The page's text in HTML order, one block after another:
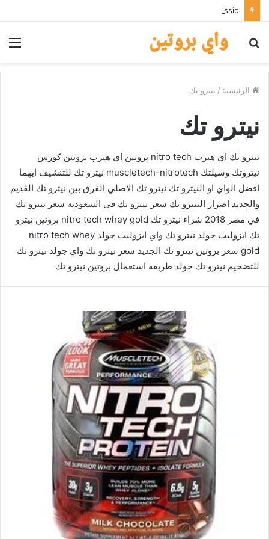
AllWhey classic من شركة AllMax nutrition
الرئيسية / نيترو تك
نيترو تك
نيترو تك اي هيرب nitro tech بروتين اي هيرب بروتين كورس
نيتروتك وسيلتك muscletech-nitrotech نيترو تك للتنشيف ايهما
افضل الواي او النيترو تك نيترو تك الاصلي الفرق بين نيترو تك القديم
والجديد اضرار النيترو تك سعر نيترو تك في السعوديه سعر نيترو تك
في مصر 2018 شراء نيترو تك nitro tech whey gold بروتين نيترو
تك ايزوليت جولد نيترو تك واي ايزوليت جولد nitro tech whey
gold سعر بروتين نيترو تك الجديد سعر نيترو تك واي جولد نيترو تك
للتضخيم نيترو تك جولد طريقة استعمال بروتين نيترو تك